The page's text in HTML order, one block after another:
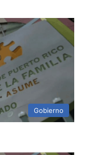
Gobierno